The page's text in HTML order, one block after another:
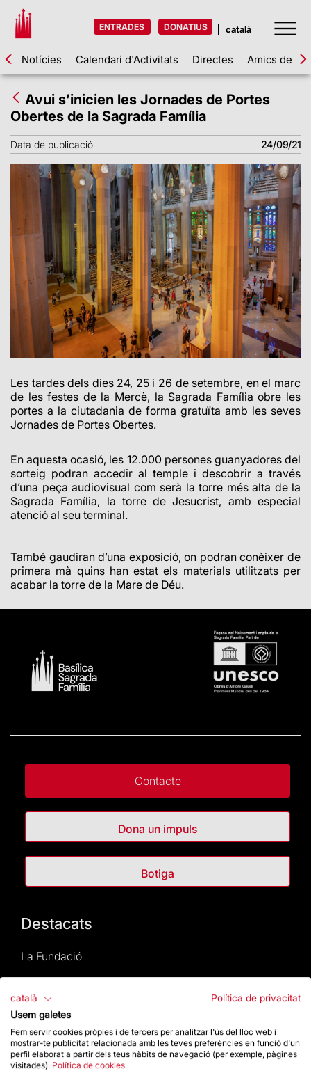
ENTRADES DONATIUS
Notícies Calendari d'Activitats Directes Amics de la
Avui s’inicien les Jornades de Portes
Obertes de la Sagrada Família
Data de publicació 24/09/21
Les tardes dels dies 24, 25 i 26 de setembre, en el marc
de les festes de la Mercè, la Sagrada Família obre les
portes a la ciutadania de forma gratuïta amb les seves
Jornades de Portes Obertes.
En aquesta ocasió, les 12.000 persones guanyadores del
sorteig podran accedir al temple i descobrir a través
d’una peça audiovisual com serà la torre més alta de la
Sagrada Família, la torre de Jesucrist, amb especial
atenció al seu terminal.
També gaudiran d’una exposició, on podran conèixer de
primera mà quins han estat els materials utilitzats per
acabar la torre de la Mare de Déu.
Contacte
Dona un impuls
Botiga
Destacats
La Fundació
Atenció al Visitant
Normativa i condicions de compra
català
Política de privacitat
Usem galetes
Fem servir cookies pròpies i de tercers per analitzar l'ús del lloc web i
mostrar-te publicitat relacionada amb les teves preferències en funció d'un
perfil elaborat a partir dels teus hàbits de navegació (per exemple, pàgines
visitades). Política de cookies